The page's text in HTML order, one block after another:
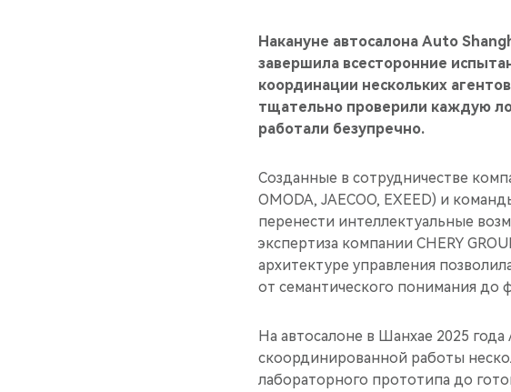
Накануне автосалона Auto
завершила всесторонние
координации нескольких
тщательно проверили каждую
работали безупречно.
Созданные в сотрудничестве
OMODA, JAECOO, EXEED) и
перенести интеллектуальные
экспертиза компании CHERY
архитектуре управления
от семантического понимания до
На автосалоне в Шанхае 2025
скоординированной работы
лабораторного прототипа до